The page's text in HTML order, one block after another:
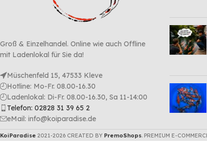
Groß & Einzelhandel. Online wie auch Offline
mit Ladenlokal für Sie da!
Müschenfeld 15, 47533 Kleve
Hotline: Mo-Fr. 08.00-16.30
Ladenlokal: Di-Fr. 08.00-16.30, Sa 11-14:00
Telefon: 02828 31 39 65 2
eMail: info@koiparadise.de
KoiParadise 2021-2026 CREATED BY PremoShops. PREMIUM E-